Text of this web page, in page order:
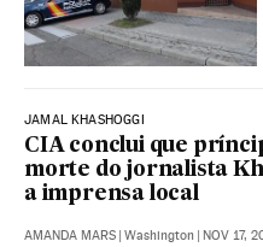
JAMAL KHASHOGGI
CIA conclui que
morte do jornalista
a imprensa local
AMANDA MARS | Washington | NOV 17,